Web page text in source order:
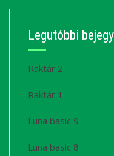
Legutóbbi
Raktár 2
Raktár 1
Luna basic 9
Luna basic 8